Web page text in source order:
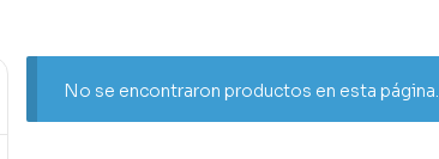
No se encontraron productos en esta página.